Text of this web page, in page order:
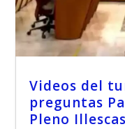
Videos del
preguntas
Pleno